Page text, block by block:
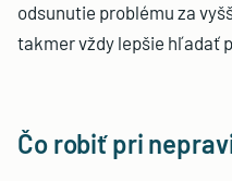
odsunutie problému za
takmer vždy lepšie hľadať
Čo robiť pri